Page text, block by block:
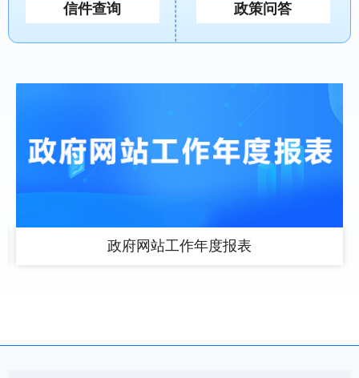
信件查询 政策问答
政府网站工作年度报表